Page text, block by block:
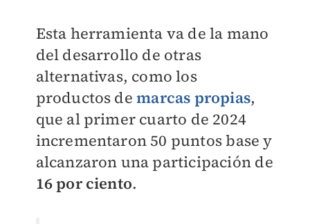
Esta herramienta va de la mano
del desarrollo de otras
alternativas, como los
productos demarcas propias,
que al primer cuarto de 2024
incrementaron 50 puntos base y
alcanzaron una participación de
16 por ciento.